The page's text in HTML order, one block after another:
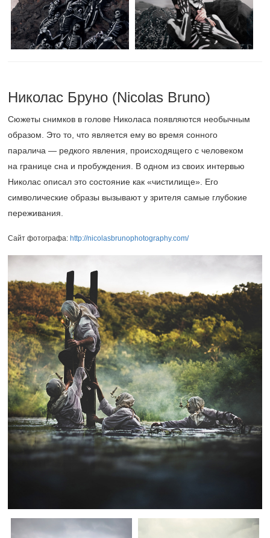
Николас Бруно (Nicolas Bruno)
Сюжеты снимков в голове Николаса появляются необычным
образом. Это то, что является ему во время сонного
паралича — редкого явления, происходящего с человеком
на границе сна и пробуждения. В одном из своих интервью
Николас описал это состояние как «чистилище». Его
символические образы вызывают у зрителя самые глубокие
переживания.
Сайт фотографа: http://nicolasbrunophotography.com/